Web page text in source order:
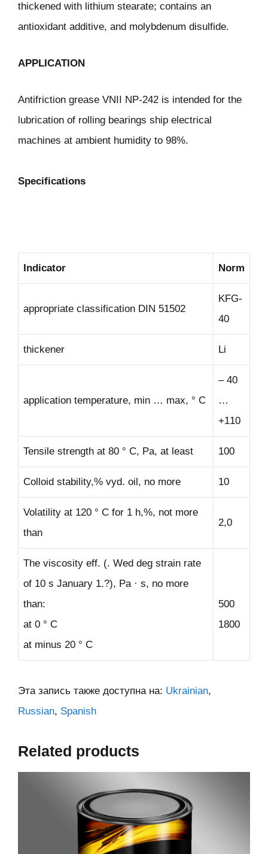
thickened with lithium stearate; contains an
antioxidant additive, and molybdenum disulfide.
APPLICATION
Antifriction grease VNII NP-242 is intended for the
lubrication of rolling bearings ship electrical
machines at ambient humidity to 98%.
Specifications
Indicator Norm
appropriate classification DIN 51502
KFG-
40
thickener Li
application temperature, min … max, ° C
– 40
…
+110
Tensile strength at 80 ° C, Pa, at least 100
Colloid stability,% vyd. oil, no more 10
Volatility at 120 ° C for 1 h,%, not more
than
2,0
The viscosity eff. (. Wed deg strain rate
of 10 s January 1.?), Pa · s, no more
than:
at 0 ° C
at minus 20 ° C
500
1800
Эта запись также доступна на: Ukrainian
Russian Spanish
Related products